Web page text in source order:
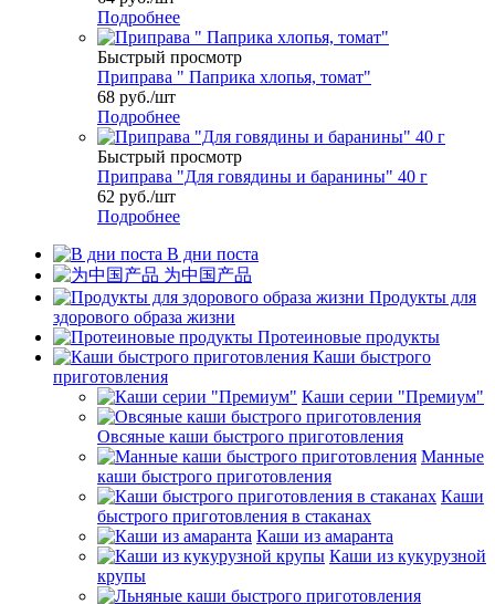
Подробнее
Быстрый просмотр
Приправа " Паприка хлопья, томат"
68 руб./шт
Подробнее
Быстрый просмотр
Приправа "Для говядины и баранины" 40 г
62 руб./шт
Подробнее
В дни поста
为中国产品
Продукты для
здорового образа жизни
Протеиновые продукты
Каши быстрого
приготовления
Каши серии "Премиум"
Овсяные каши быстрого приготовления
Манные
каши быстрого приготовления
Каши
быстрого приготовления в стаканах
Каши из амаранта
Каши из кукурузной
крупы